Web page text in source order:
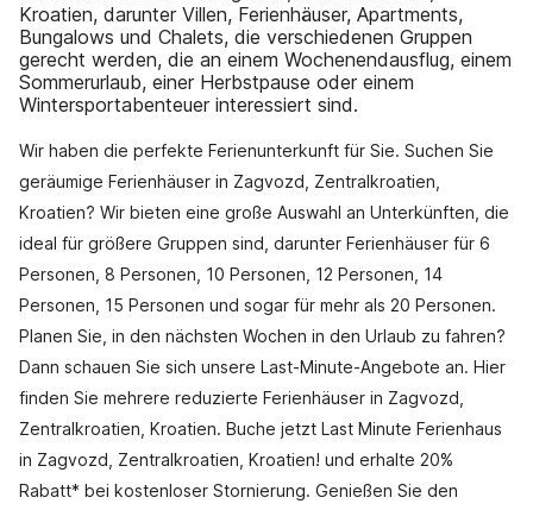
Kroatien, darunter Villen, Ferienhäuser, Apartments,
Bungalows und Chalets, die verschiedenen Gruppen
gerecht werden, die an einem Wochenendausflug, einem
Sommerurlaub, einer Herbstpause oder einem
Wintersportabenteuer interessiert sind.
Wir haben die perfekte Ferienunterkunft für Sie. Suchen Sie
geräumige Ferienhäuser in Zagvozd, Zentralkroatien,
Kroatien? Wir bieten eine große Auswahl an Unterkünften, die
ideal für größere Gruppen sind, darunter Ferienhäuser für 6
Personen, 8 Personen, 10 Personen, 12 Personen, 14
Personen, 15 Personen und sogar für mehr als 20 Personen.
Planen Sie, in den nächsten Wochen in den Urlaub zu fahren?
Dann schauen Sie sich unsere Last-Minute-Angebote an. Hier
finden Sie mehrere reduzierte Ferienhäuser in Zagvozd,
Zentralkroatien, Kroatien. Buche jetzt Last Minute Ferienhaus
in Zagvozd, Zentralkroatien, Kroatien! und erhalte 20%
Rabatt* bei kostenloser Stornierung. Genießen Sie den